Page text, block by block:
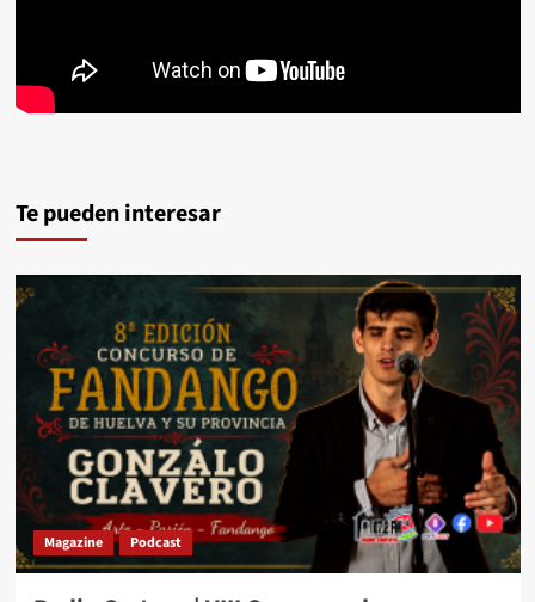
Te pueden interesar
Magazine Podcast